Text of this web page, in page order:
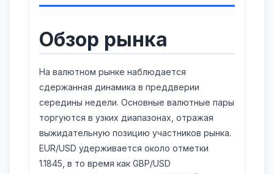
Обзор рынка
На валютном рынке наблюдается
сдержанная динамика в преддверии
середины недели. Основные валютные пары
торгуются в узких диапазонах, отражая
выжидательную позицию участников рынка.
EUR/USD удерживается около отметки
1.1845, в то время как GBP/USD